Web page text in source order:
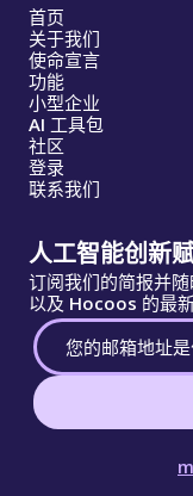
首页
关于我们
使命宣言
功能
小型企业
AI 工具包
社区
登录
联系我们
人工智能创新
订阅我们的简报并
以及 Hocoos 的最